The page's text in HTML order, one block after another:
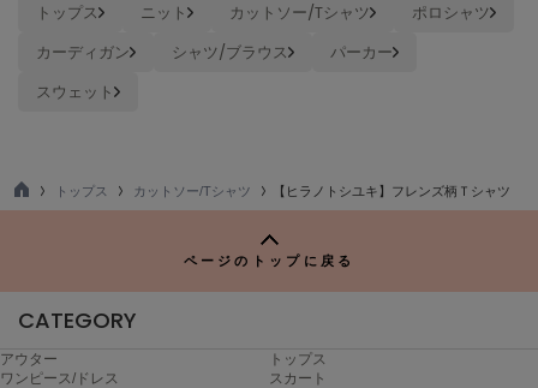
ニューバランス
NIKE
ナイキ
null.
ヌル
トップス ニット カットソー/Tシャツ
ポロシャツ
カーディガン
シャツ/ブラウス
パーカー
スウェット
TO
トップス カットソー/Tシャツ 【ヒラノトシユキ】フレンズ柄Ｔシャツ
ページのトップに戻る
CATEGORY
アウター
トップス
ワンピース/ドレス
スカート